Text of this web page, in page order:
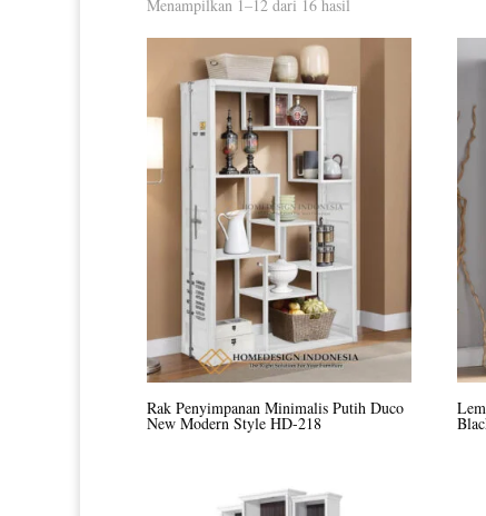
Menampilkan 1–12 dari 16 hasil
terbaru
Rak Penyimpanan Minimalis Putih Duco
New Modern Style HD-218